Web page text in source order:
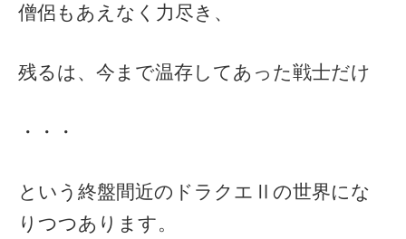
僧侶もあえなく力尽き、
残るは、今まで温存してあった戦士だけ
・・・
という終盤間近のドラクエⅡの世界にな
りつつあります。